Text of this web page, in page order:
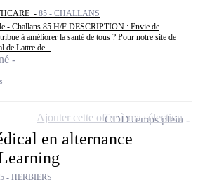
- 85 - CHALLANS
- Challans 85 H/F DESCRIPTION : Envie de
à améliorer la santé de tous ? Pour notre site de
de Lattre de...
en alternance
- HERBIERS
CDDTemps plein
Ajouter cette offre à ma sélection